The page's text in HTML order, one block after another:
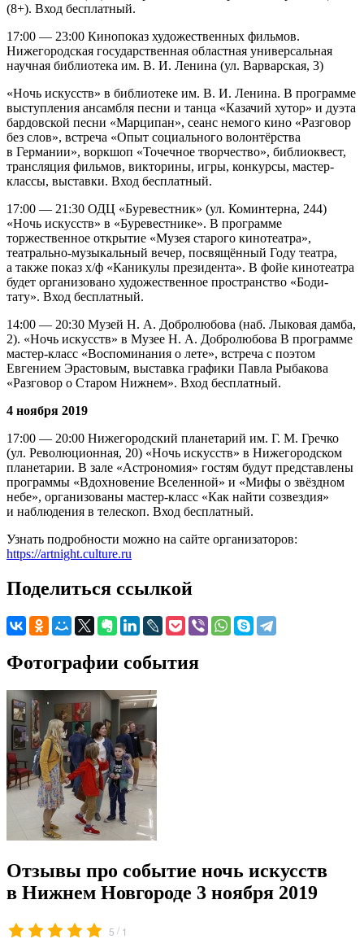
(8+). Вход бесплатный.
17:00 — 23:00 Кинопоказ художественных фильмов.
Нижегородская государственная областная универсальная
научная библиотека им. В. И. Ленина (ул. Варварская, 3)
«Ночь искусств» в библиотеке им. В. И. Ленина. В программе
выступления ансамбля песни и танца «Казачий хутор» и дуэта
бардовской песни «Марципан», сеанс немого кино «Разговор
без слов», встреча «Опыт социального волонтёрства
в Германии», воркшоп «Точечное творчество», библиоквест,
трансляция фильмов, викторины, игры, конкурсы, мастер-
классы, выставки. Вход бесплатный.
17:00 — 21:30 ОДЦ «Буревестник» (ул. Коминтерна, 244)
«Ночь искусств» в «Буревестнике». В программе
торжественное открытие «Музея старого кинотеатра»,
театрально-музыкальный вечер, посвящённый Году театра,
а также показ х/ф «Каникулы президента». В фойе кинотеатра
будет организовано художественное пространство «Боди-
тату». Вход бесплатный.
14:00 — 20:30 Музей Н. А. Добролюбова (наб. Лыковая дамба,
2). «Ночь искусств» в Музее Н. А. Добролюбова В программе
мастер-класс «Воспоминания о лете», встреча с поэтом
Евгением Эрастовым, выставка графики Павла Рыбакова
«Разговор о Старом Нижнем». Вход бесплатный.
4 ноября 2019
17:00 — 20:00 Нижегородский планетарий им. Г. М. Гречко
(ул. Революционная, 20) «Ночь искусств» в Нижегородском
планетарии. В зале «Астрономия» гостям будут представлены
программы «Вдохновение Вселенной» и «Мифы о звёздном
небе», организованы мастер-класс «Как найти созвездия»
и наблюдения в телескоп. Вход бесплатный.
Узнать подробности можно на сайте организаторов:
https://artnight.culture.ru
Поделиться ссылкой
Фотографии события
Отзывы про событие ночь искусств
в Нижнем Новгороде 3 ноября 2019
5 / 1